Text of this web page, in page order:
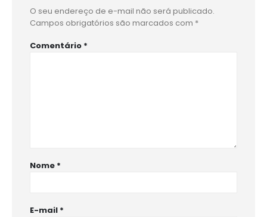
O seu endereço de e-mail não será publicado.
Campos obrigatórios são marcados com *
Comentário *
Nome *
E-mail *